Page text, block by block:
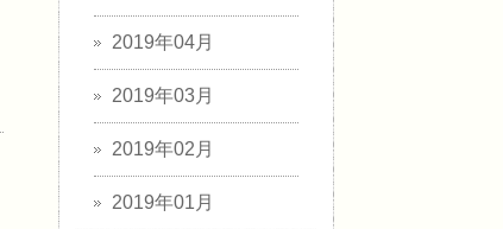
2019年04月
2019年03月
2019年02月
2019年01月